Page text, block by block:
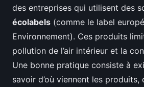
des entreprises qui utilisent des
écolabels (comme le label
Environnement). Ces produits
pollution de l’air intérieur et la
Une bonne pratique consiste à
savoir d’où viennent les